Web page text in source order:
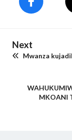
Next
Mwanza
MKOANI